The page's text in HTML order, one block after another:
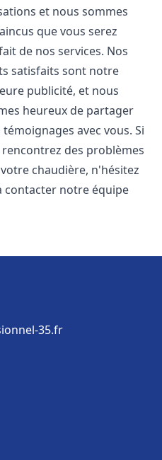
et nous sommes
que vous serez
de nos services. Nos
satisfaits sont notre
publicité, et nous
heureux de partager
témoignages avec vous. Si
rencontrez des problèmes
chaudière, n'hésitez
contacter notre équipe
35.fr